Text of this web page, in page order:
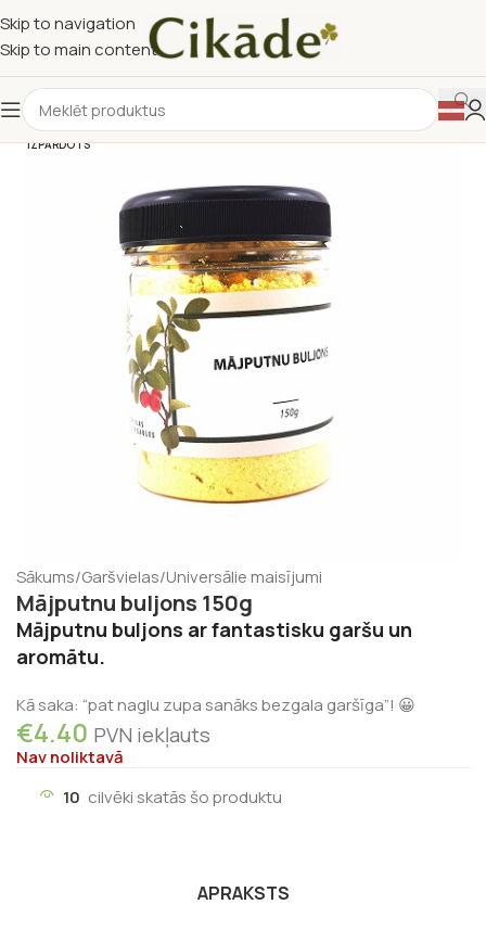
Skip to navigation
Skip to main content
IZPĀRDOTS
Sākums/Garšvielas/Universālie maisījumi
Mājputnu buljons 150g
Mājputnu buljons ar fantastisku garšu un
aromātu.
Kā saka: “pat naglu zupa sanāks bezgala garšīga”! 😀
€4.40 PVN iekļauts
Nav noliktavā
10 cilvēki skatās šo produktu
APRAKSTS